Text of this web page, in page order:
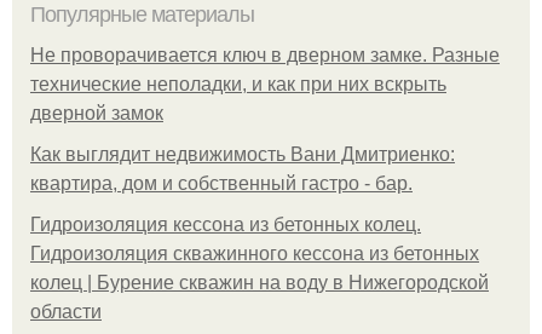
Популярные материалы
Не проворачивается ключ в дверном замке. Разные
технические неполадки, и как при них вскрыть
дверной замок
Как выглядит недвижимость Вани Дмитриенко:
квартира, дом и собственный гастро - бар.
Гидроизоляция кессона из бетонных колец.
Гидроизоляция скважинного кессона из бетонных
колец | Бурение скважин на воду в Нижегородской
области